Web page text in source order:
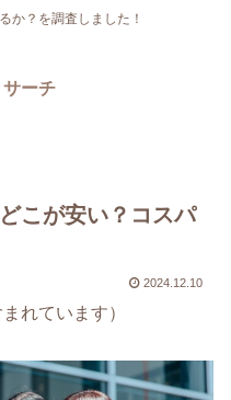
か？を調査しました！
サーチ
こが安い？コスパ
2024.12.10
れています）